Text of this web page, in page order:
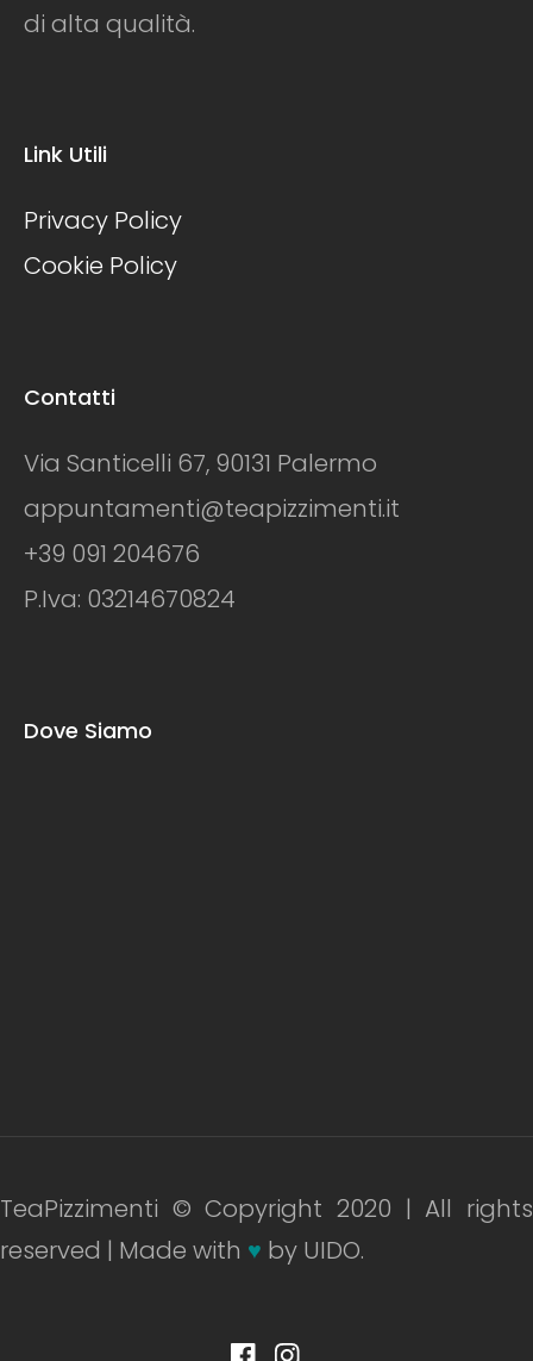
di alta qualità.
Link Utili
Privacy Policy
Cookie Policy
Contatti
Via Santicelli 67, 90131 Palermo
appuntamenti@teapizzimenti.it
+39 091 204676
P.Iva: 03214670824
Dove Siamo
TeaPizzimenti © Copyright 2020 | All rights
reserved | Made with ♥ by UIDO.